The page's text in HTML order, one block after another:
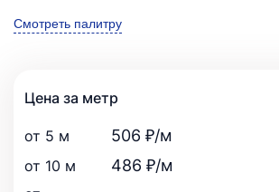
Смотреть палитру
Цена за метр
от 5 м 506 ₽/м
от 10 м 486 ₽/м